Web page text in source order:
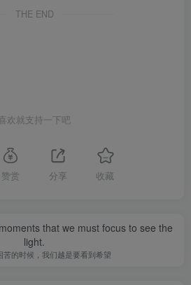
THE END
喜欢就支持一下吧
赞赏 分享 收藏
that we must focus to see the
light.
苦的时候，我们越是要看到希望